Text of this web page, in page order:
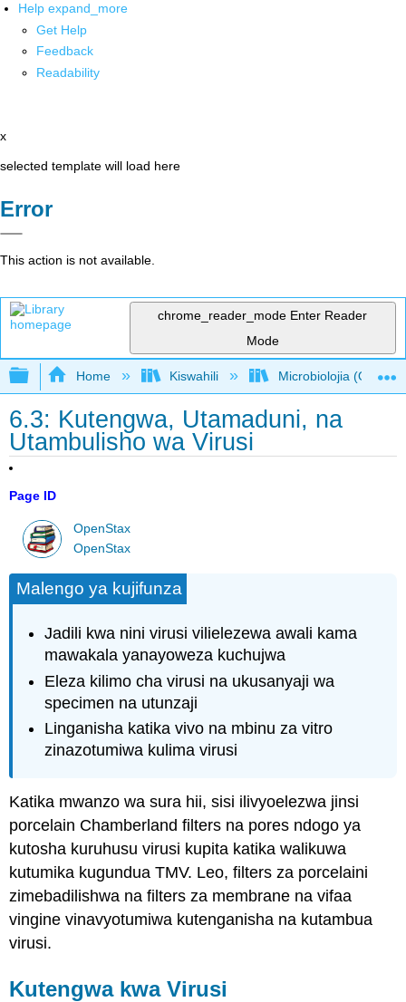
Help expand_more
Get Help
Feedback
Readability
x
selected template will load here
Error
This action is not available.
chrome_reader_mode Enter Reader
Mode
Expand/collapse global hierarchy
Home Kiswahili Microbiolojia
6.3: Kutengwa, Utamaduni, na
Utambulisho wa Virusi
Page ID
OpenStax
OpenStax
Malengo ya kujifunza
Jadili kwa nini virusi vilielezewa awali kama
mawakala yanayoweza kuchujwa
Eleza kilimo cha virusi na ukusanyaji wa
specimen na utunzaji
Linganisha katika vivo na mbinu za vitro
zinazotumiwa kulima virusi
Katika mwanzo wa sura hii, sisi ilivyoelezwa jinsi
porcelain Chamberland filters na pores ndogo ya
kutosha kuruhusu virusi kupita katika walikuwa
kutumika kugundua TMV. Leo, filters za porcelaini
zimebadilishwa na filters za membrane na vifaa
vingine vinavyotumiwa kutenganisha na kutambua
virusi.
Kutengwa kwa Virusi